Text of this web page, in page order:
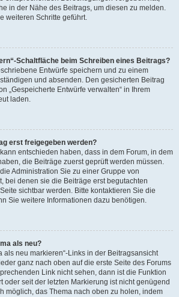
in der Nähe des Beitrags, um diesen zu melden.
weiteren Schritte geführt.
Schaltfläche beim Schreiben eines Beitrags?
Entwürfe speichern und zu einem
und absenden. Den gesicherten Beitrag
„Gespeicherte Entwürfe verwalten“ in Ihrem
laden.
erst freigegeben werden?
entschieden haben, dass in dem Forum, in dem
die Beiträge zuerst geprüft werden müssen.
Administration Sie zu einer Gruppe von
bei denen sie die Beiträge erst begutachten
sichtbar werden. Bitte kontaktieren Sie die
Sie weitere Informationen dazu benötigen.
als neu?
als neu markieren“-Links in der Beitragsansicht
ganz nach oben auf die erste Seite des Forums
Link nicht sehen, dann ist die Funktion
oder seit der letzten Markierung ist nicht genügend
möglich, das Thema nach oben zu holen, indem